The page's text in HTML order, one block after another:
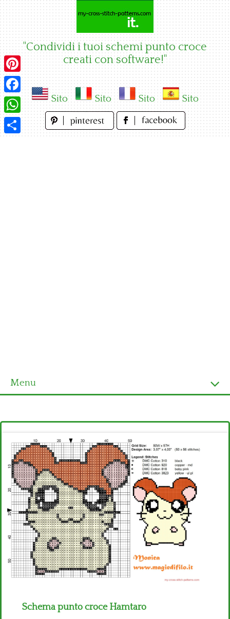
"Condividi i tuoi schemi punto croce
creati con software!"
Sito Sito Sito Sito
Menu
Ultimi schemi
Alfabeto
Bambini
Disney
Thun
Schema punto croce Hamtaro
Pinterest
Facebook
WhatsApp